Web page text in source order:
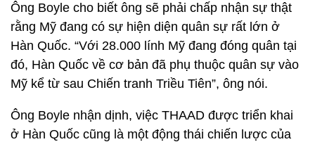
Ông Boyle cho biết ông sẽ phải chấp nhận sự thật
rằng Mỹ đang có sự hiện diện quân sự rất lớn ở
Hàn Quốc. “Với 28.000 lính Mỹ đang đóng quân tại
đó, Hàn Quốc về cơ bản đã phụ thuộc quân sự vào
Mỹ kể từ sau Chiến tranh Triều Tiên”, ông nói.
Ông Boyle nhận dịnh, việc THAAD được triển khai
ở Hàn Quốc cũng là một động thái chiến lược của